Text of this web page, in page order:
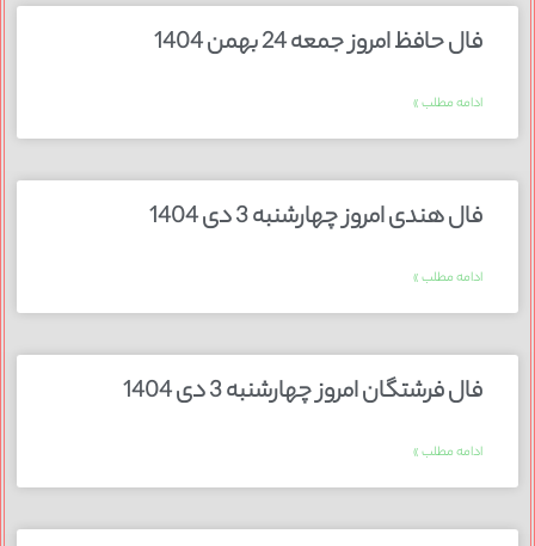
فال حافظ امروز جمعه 24 بهمن 1404
ادامه مطلب »
فال هندی امروز چهارشنبه 3 دی 1404
ادامه مطلب »
فال فرشتگان امروز چهارشنبه 3 دی 1404
ادامه مطلب »